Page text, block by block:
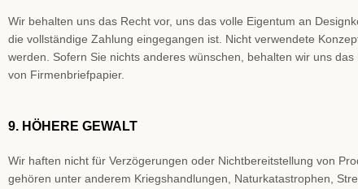
Wir behalten uns das Recht vor, uns das volle Eigentum an
die vollständige Zahlung eingegangen ist. Nicht verwendete
werden. Sofern Sie nichts anderes wünschen, behalten wir uns
von Firmenbriefpapier.
9. HÖHERE GEWALT
Wir haften nicht für Verzögerungen oder Nichtbereitstellung von
gehören unter anderem Kriegshandlungen, Naturkatastrophen,